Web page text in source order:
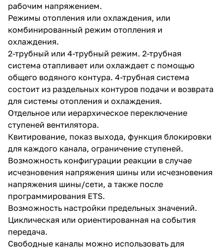
рабочим напряжением.
Режимы отопления или охлаждения, или
комбинированный режим отопления и
охлаждения.
2-трубный или 4-трубный режим. 2-трубная
система отапливает или охлаждает с помощью
общего водяного контура. 4-трубная система
состоит из раздельных контуров подачи и возврата
для системы отопления и охлаждения.
Отдельное или иерархическое переключение
ступеней вентилятора.
Квитирование, показ выхода, функция блокировки
для каждого канала, ограничение ступеней.
Возможность конфигурации реакции в случае
исчезновения напряжения шины или исчезновения
напряжения шины/сети, а также после
программирования ETS.
Возможность настройки предельных значений.
Циклическая или ориентированная на события
передача.
Свободные каналы можно использовать для